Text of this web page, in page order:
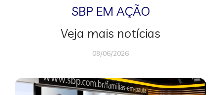
SBP EM AÇÃO
Veja mais notícias
08/06/2026